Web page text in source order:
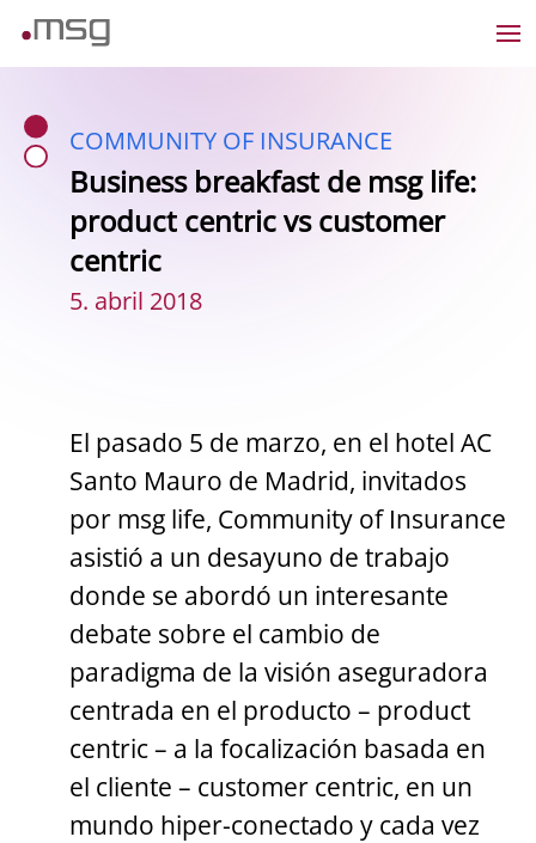
COMMUNITY OF INSURANCE
Business breakfast de msg life:
product centric vs customer
centric
5. abril 2018
El pasado 5 de marzo, en el hotel AC
Santo Mauro de Madrid, invitados
por msg life, Community of Insurance
asistió a un desayuno de trabajo
donde se abordó un interesante
debate sobre el cambio de
paradigma de la visión aseguradora
centrada en el producto – product
centric – a la focalización basada en
el cliente – customer centric, en un
mundo hiper-conectado y cada vez